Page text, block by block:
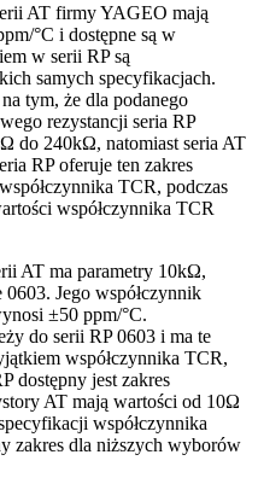
AT firmy YAGEO mają
°C i dostępne są w
w serii RP są
samych specyfikacjach.
tym, że dla podanego
rezystancji seria RP
do 240kΩ, natomiast seria AT
RP oferuje ten zakres
TCR, podczas
współczynnika TCR
AT ma parametry 10kΩ,
Jego współczynnik
±50 ppm/°C.
do serii RP 0603 i ma te
współczynnika TCR,
dostępny jest zakres
AT mają wartości od 10Ω
współczynnika
zakres dla niższych wyborów